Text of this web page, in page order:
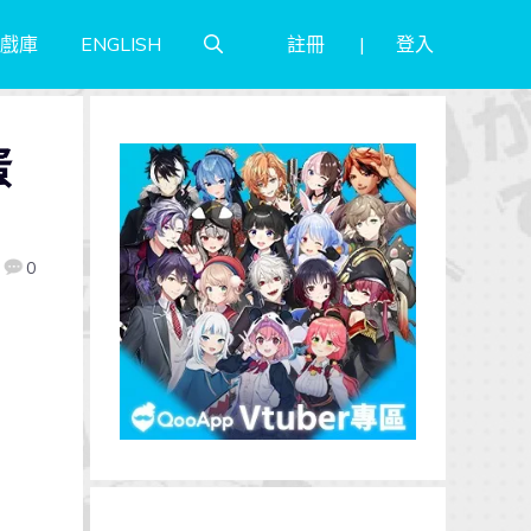
庫 ENGLISH 註冊 登入
0